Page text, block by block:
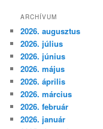
e
é
s
ARCHÍVUM
2026. augusztus
2026. július
2026. június
2026. május
2026. április
2026. március
2026. február
2026. január